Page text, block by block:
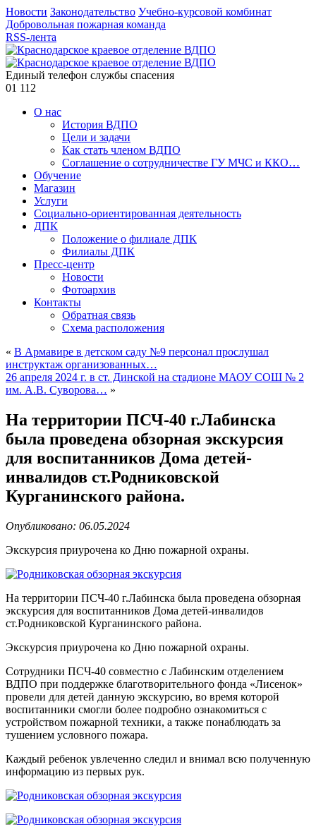
Новости Законодательство Учебно-курсовой комбинат
Добровольная пожарная команда
RSS-лента
Единый телефон службы спасения
01 112
О нас
История ВДПО
Цели и задачи
Как стать членом ВДПО
Соглашение о сотрудничестве ГУ МЧС и ККО…
Обучение
Магазин
Услуги
Социально-ориентированная деятельность
ДПК
Положение о филиале ДПК
Филиалы ДПК
Пресс-центр
Новости
Фотоархив
Контакты
Обратная связь
Схема расположения
« В Армавире в детском саду №9 персонал прослушал
инструктаж организованных…
26 апреля 2024 г. в ст. Динской на стадионе МАОУ СОШ № 2
им. А.В. Суворова… »
На территории ПСЧ-40 г.Лабинска
была проведена обзорная экскурсия
для воспитанников Дома детей-
инвалидов ст.Родниковской
Курганинского района.
Опубликовано: 06.05.2024
Экскурсия приурочена ко Дню пожарной охраны.
На территории ПСЧ-40 г.Лабинска была проведена обзорная
экскурсия для воспитанников Дома детей-инвалидов
ст.Родниковской Курганинского района.
Экскурсия приурочена ко Дню пожарной охраны.
Сотрудники ПСЧ-40 совместно с Лабинским отделением
ВДПО при поддержке благотворительного фонда «Лисенок»
провели для детей данную экскурсию, во время которой
воспитанники смогли более подробно ознакомиться с
устройством пожарной техники, а также понаблюдать за
тушением условного пожара.
Каждый ребенок увлеченно следил и внимал всю полученную
информацию из первых рук.